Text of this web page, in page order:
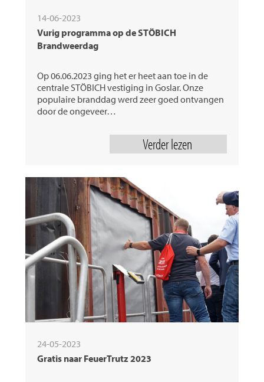
14-06-2023
Vurig programma op de STÖBICH
Brandweerdag
Op 06.06.2023 ging het er heet aan toe in de
centrale STÖBICH vestiging in Goslar. Onze
populaire branddag werd zeer goed ontvangen
door de ongeveer…
Verder lezen
24-05-2023
Gratis naar FeuerTrutz 2023